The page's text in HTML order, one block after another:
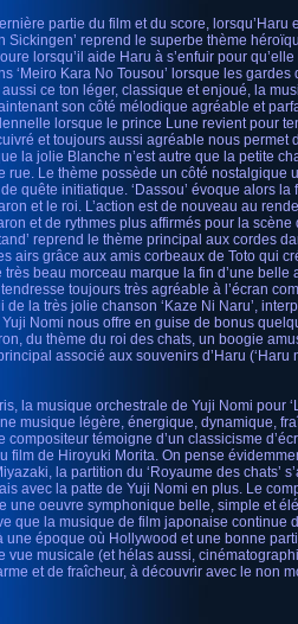
partie du film et du score, lorsqu’Haru
Sickingen’ reprend le superbe thème
lorsqu’il aide Haru à s’enfuir pour
‘Meiro Kara No Tousou’ lorsque les
ce ton léger, classique et enjoué, la
son côté mélodique agréable et
lorsque le prince Lune revient pour
et toujours aussi agréable nous permet
la jolie Blanche n’est autre que la petite
rue. Le thème possède un côté nostalgique
quête initiatique. ‘Dassou’ évoque alors
et le roi. L’action est de nouveau au
et de rythmes plus affirmés pour la
reprend le thème principal aux cordes
airs grâce aux amis corbeaux de Toto qui
beau morceau marque la fin d’une
toujours très agréable à l’écran
la très jolie chanson ‘Kaze Ni Naru’,
Yuji Nomi nous offre en guise de bonus
du thème du roi des chats, un boogie
associé aux souvenirs d’Haru (‘Haru
la musique orchestrale de Yuji Nomi pour
musique légère, énergique, dynamique,
compositeur témoigne d’un classicisme
film de Hiroyuki Morita. On pense
la partition du ‘Royaume des chats’
avec la patte de Yuji Nomi en plus. Le
une oeuvre symphonique belle, simple et
que la musique de film japonaise continue
une époque où Hollywood et une bonne
vue musicale (et hélas aussi,
et de fraîcheur, à découvrir avec le non